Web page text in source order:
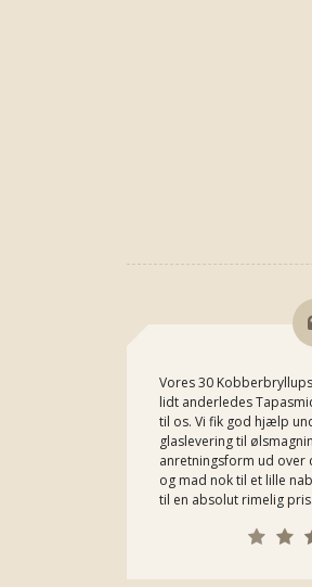
Vores 30
lidt anderledes
til os. Vi fik god hjælp
glaslevering til
anretningsform ud
og mad nok til et lille
til en absolut rimelig